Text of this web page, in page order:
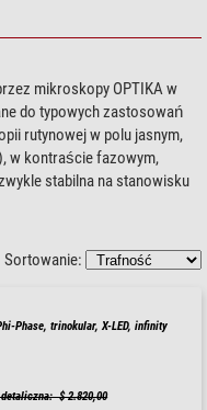
mikroskopy OPTIKA w
do typowych zastosowań
rutynowej w polu jasnym,
w kontraście fazowym,
stabilna na stanowisku
Sortowanie:
Phase, trinokular, X-LED, infinity
detaliczna: $ 2.820,00